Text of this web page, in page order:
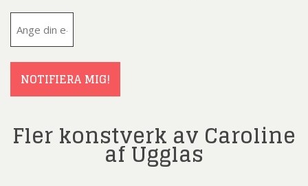
NOTIFIERA MIG!
Fler konstverk av Caroline
af Ugglas